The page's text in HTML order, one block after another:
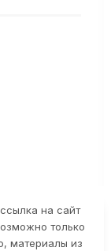
на сайт
только
материалы из